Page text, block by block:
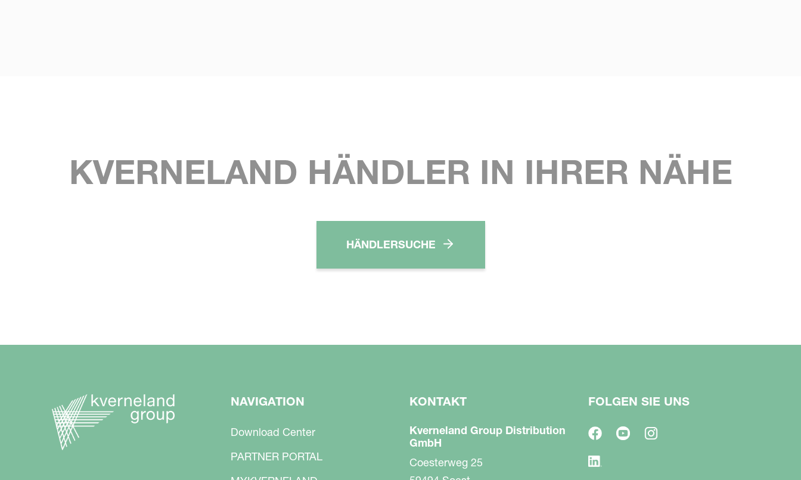
KVERNELAND HÄNDLER IN IHRER NÄHE
HÄNDLERSUCHE
NAVIGATION
Download Center
PARTNER PORTAL
KONTAKT
Kverneland Group Distribution
GmbH
Coesterweg 25
FOLGEN SIE UNS